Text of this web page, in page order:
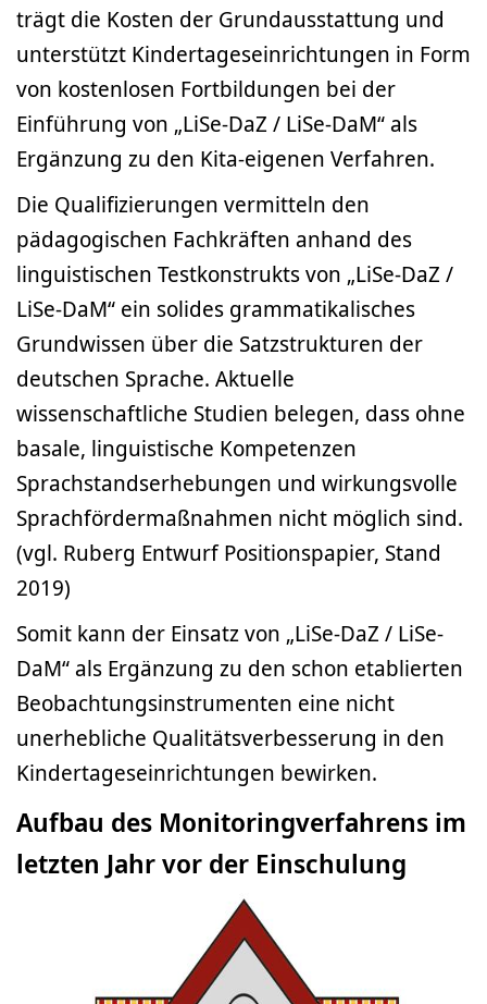
trägt die Kosten der Grundausstattung und
unterstützt Kindertageseinrichtungen in Form
von kostenlosen Fortbildungen bei der
Einführung von „LiSe-DaZ / LiSe-DaM“ als
Ergänzung zu den Kita-eigenen Verfahren.
Die Qualifizierungen vermitteln den
pädagogischen Fachkräften anhand des
linguistischen Testkonstrukts von „LiSe-DaZ /
LiSe-DaM“ ein solides grammatikalisches
Grundwissen über die Satzstrukturen der
deutschen Sprache. Aktuelle
wissenschaftliche Studien belegen, dass ohne
basale, linguistische Kompetenzen
Sprachstandserhebungen und wirkungsvolle
Sprachfördermaßnahmen nicht möglich sind.
(vgl. Ruberg Entwurf Positionspapier, Stand
2019)
Somit kann der Einsatz von „LiSe-DaZ / LiSe-
DaM“ als Ergänzung zu den schon etablierten
Beobachtungsinstrumenten eine nicht
unerhebliche Qualitätsverbesserung in den
Kindertageseinrichtungen bewirken.
Aufbau des Monitoringverfahrens im
letzten Jahr vor der Einschulung